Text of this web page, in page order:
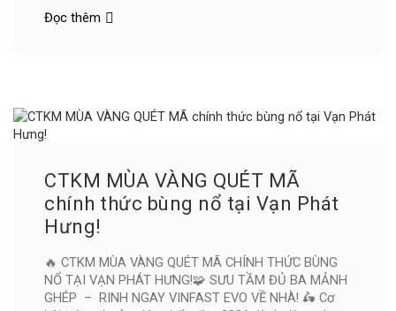
Đọc thêm DOXI
CHÔNG
GAI
CTKM MÙA VÀNG QUÉT MÃ
chính thức bùng nổ tại Vạn Phát
Hưng!
🔥 CTKM MÙA VÀNG QUÉT MÃ CHÍNH THỨC BÙNG
NỔ TẠI VẠN PHÁT HƯNG!🧩 SƯU TẦM ĐỦ BA MẢNH
GHÉP – RINH NGAY VINFAST EVO VỀ NHÀ! 🛵 Cơ